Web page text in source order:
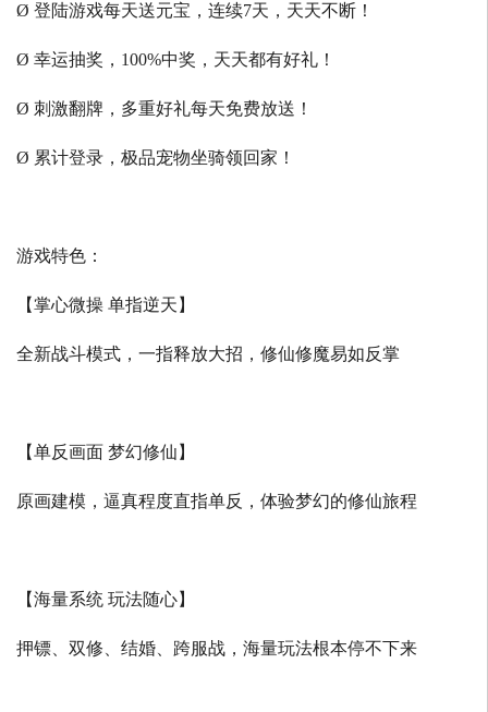
Ø 登陆游戏每天送元宝，连续7天，天天不断！
Ø 幸运抽奖，100%中奖，天天都有好礼！
Ø 刺激翻牌，多重好礼每天免费放送！
Ø 累计登录，极品宠物坐骑领回家！
游戏特色：
【掌心微操 单指逆天】
全新战斗模式，一指释放大招，修仙修魔易如反掌
【单反画面 梦幻修仙】
原画建模，逼真程度直指单反，体验梦幻的修仙旅程
【海量系统 玩法随心】
押镖、双修、结婚、跨服战，海量玩法根本停不下来